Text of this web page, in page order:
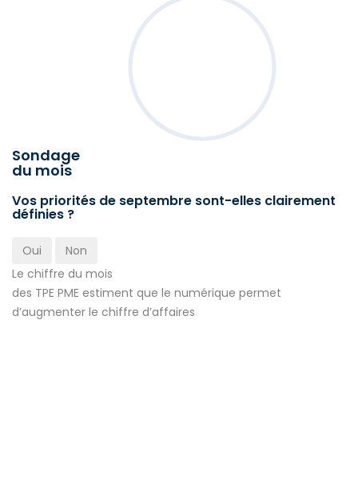
Sondage
du mois
Vos priorités de septembre sont-elles clairement
définies ?
Oui
Non
Le chiffre du mois
des TPE PME estiment que le numérique permet
d’augmenter le chiffre d’affaires